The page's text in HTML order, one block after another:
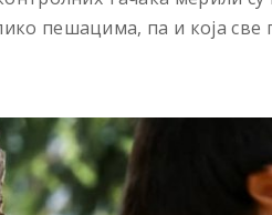
пешацима, па и која